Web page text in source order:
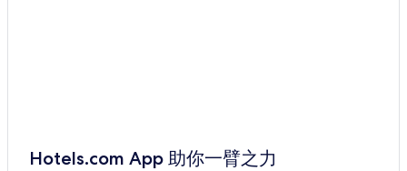
Hotels.com App 助你一臂之力